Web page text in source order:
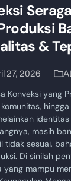
&
27, 2026
Konveksi yang
masih
tidak sesuai,
Di sinilah
yang mampu